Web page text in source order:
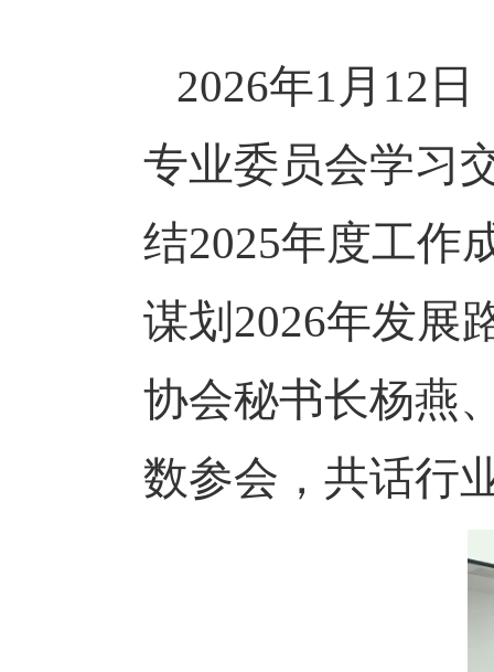
2026年1 月 12 日
专业委员会学习
结2025年度工作
谋划 2026年发展
协会秘书长杨燕
数参会，共话行